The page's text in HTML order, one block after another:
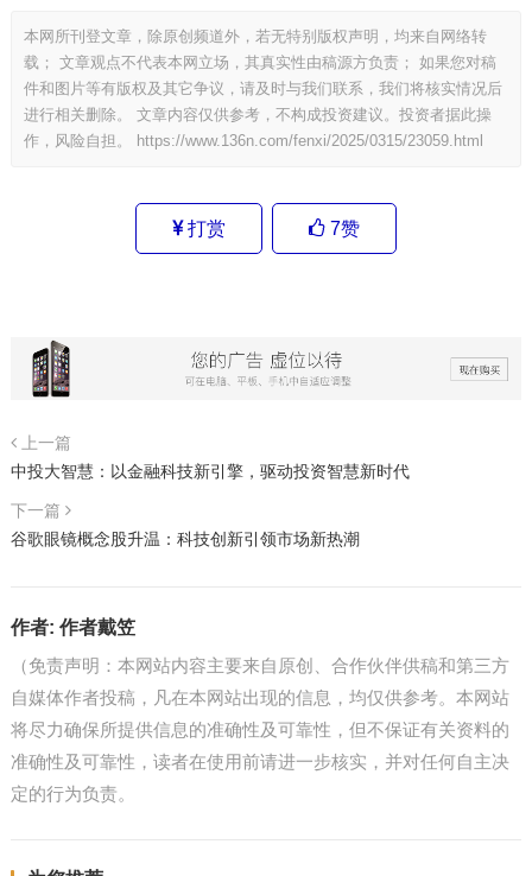
本网所刊登文章，除原创频道外，若无特别版权声明，均来自网络转
载； 文章观点不代表本网立场，其真实性由稿源方负责； 如果您对稿
件和图片等有版权及其它争议，请及时与我们联系，我们将核实情况后
进行相关删除。 文章内容仅供参考，不构成投资建议。投资者据此操
作，风险自担。
https://www.136n.com/fenxi/2025/0315/23059.html
打赏 7赞
上一篇
中投大智慧：以金融科技新引擎，驱动投资智慧新时代
下一篇
谷歌眼镜概念股升温：科技创新引领市场新热潮
作者: 作者戴笠
（免责声明：本网站内容主要来自原创、合作伙伴供稿和第三方
自媒体作者投稿，凡在本网站出现的信息，均仅供参考。本网站
将尽力确保所提供信息的准确性及可靠性，但不保证有关资料的
准确性及可靠性，读者在使用前请进一步核实，并对任何自主决
定的行为负责。